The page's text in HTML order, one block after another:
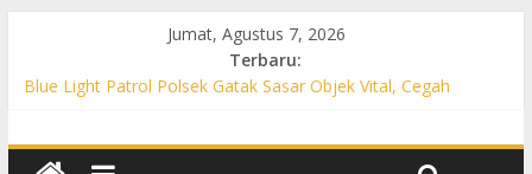
Jumat, Agustus 7, 2026
Terbaru:
Blue Light Patrol Polsek Gatak Sasar Objek Vital, Cegah
Permukiman, Antisipasi 3C dan Gangguan Kamtibmas